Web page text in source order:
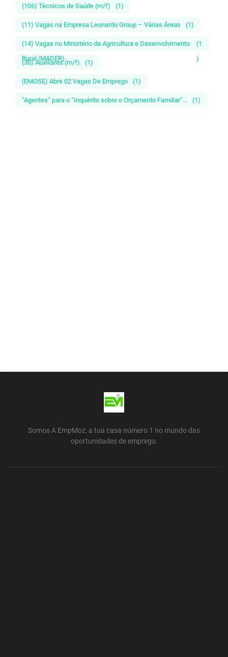
(106) Técnicos de Saúde (m/f) (1)
(11) Vagas na Empresa Leonardo Group – Várias Áreas (1)
(14) Vagas no Ministério da Agricultura e Desenvolvimento
Rural (MADER)
(1
)
(30) Auxiliares (m/f) (1)
(EMOSE) Abre 02 Vagas De Emprego (1)
“Agentes” para o “Inquérito sobre o Orçamento Familiar”... (1)
Somos A EmpMoz, a tua casa número 1 no mundo das
oportunidades de emprego.